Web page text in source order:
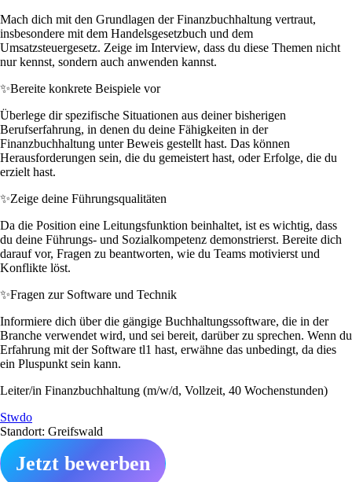
Mach dich mit den Grundlagen der Finanzbuchhaltung vertraut,
insbesondere mit dem Handelsgesetzbuch und dem
Umsatzsteuergesetz. Zeige im Interview, dass du diese Themen nicht
nur kennst, sondern auch anwenden kannst.
✨Bereite konkrete Beispiele vor
Überlege dir spezifische Situationen aus deiner bisherigen
Berufserfahrung, in denen du deine Fähigkeiten in der
Finanzbuchhaltung unter Beweis gestellt hast. Das können
Herausforderungen sein, die du gemeistert hast, oder Erfolge, die du
erzielt hast.
✨Zeige deine Führungsqualitäten
Da die Position eine Leitungsfunktion beinhaltet, ist es wichtig, dass
du deine Führungs- und Sozialkompetenz demonstrierst. Bereite dich
darauf vor, Fragen zu beantworten, wie du Teams motivierst und
Konflikte löst.
✨Fragen zur Software und Technik
Informiere dich über die gängige Buchhaltungssoftware, die in der
Branche verwendet wird, und sei bereit, darüber zu sprechen. Wenn du
Erfahrung mit der Software tl1 hast, erwähne das unbedingt, da dies
ein Pluspunkt sein kann.
Leiter/in Finanzbuchhaltung (m/w/d, Vollzeit, 40 Wochenstunden)
Stwdo
Standort: Greifswald
Jetzt bewerben